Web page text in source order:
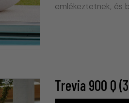
emlékeztetnek, és
Trevia 900 Q